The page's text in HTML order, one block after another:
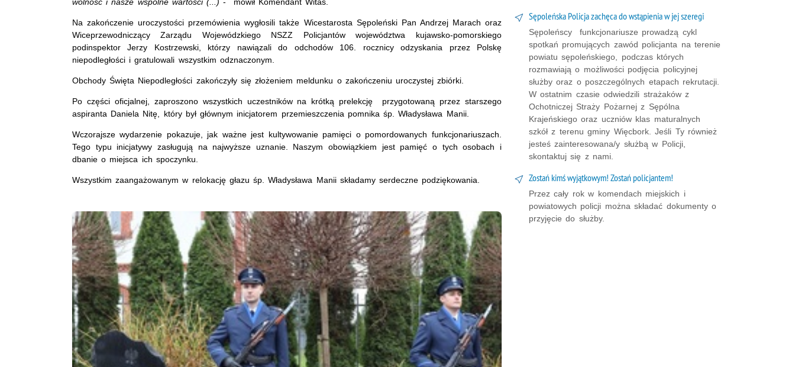
wolność i nasze wspólne wartości (...) - mówił Komendant Witas.
Na zakończenie uroczystości przemówienia wygłosili także Wicestarosta Sępoleński Pan Andrzej Marach oraz
Wiceprzewodniczący Zarządu Wojewódzkiego NSZZ Policjantów województwa kujawsko-pomorskiego
podinspektor Jerzy Kostrzewski, którzy nawiązali do odchodów 106. rocznicy odzyskania przez Polskę
niepodległości i gratulowali wszystkim odznaczonym.
Obchody Święta Niepodległości zakończyły się złożeniem meldunku o zakończeniu uroczystej zbiórki.
Po części oficjalnej, zaproszono wszystkich uczestników na krótką prelekcję przygotowaną przez starszego
aspiranta Daniela Nitę, który był głównym inicjatorem przemieszczenia pomnika śp. Władysława Manii.
Wczorajsze wydarzenie pokazuje, jak ważne jest kultywowanie pamięci o pomordowanych funkcjonariuszach.
Tego typu inicjatywy zasługują na najwyższe uznanie. Naszym obowiązkiem jest pamięć o tych osobach i
dbanie o miejsca ich spoczynku.
Wszystkim zaangażowanym w relokację głazu śp. Władysława Manii składamy serdeczne podziękowania.
Sępoleńska Policja zachęca do wstąpienia w jej szeregi
Sępoleńscy funkcjonariusze prowadzą cykl
spotkań promujących zawód policjanta na terenie
powiatu sępoleńskiego, podczas których
rozmawiają o możliwości podjęcia policyjnej
służby oraz o poszczególnych etapach rekrutacji.
W ostatnim czasie odwiedzili strażaków z
Ochotniczej Straży Pożarnej z Sępólna
Krajeńskiego oraz uczniów klas maturalnych
szkół z terenu gminy Więcbork. Jeśli Ty również
jesteś zainteresowana/y służbą w Policji,
skontaktuj się z nami.
Zostań kimś wyjątkowym! Zostań policjantem!
Przez cały rok w komendach miejskich i
powiatowych policji można składać dokumenty o
przyjęcie do służby.